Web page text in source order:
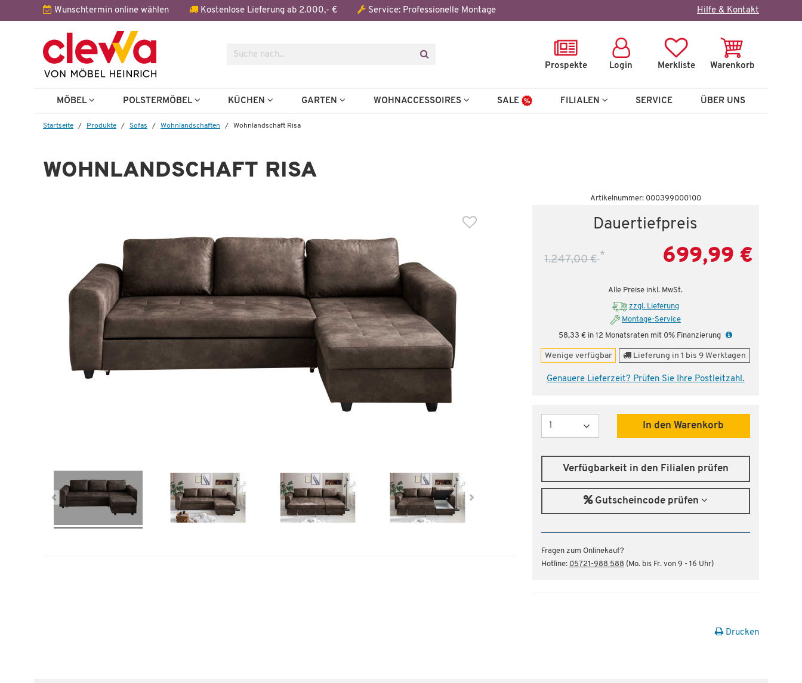
Wunschtermin online wählen Kostenlose Lieferung ab 2.000,- € Service: Professionelle Montage Hilfe & Kontakt
Suche
Prospekte Login Merkliste Warenkorb
MÖBEL POLSTERMÖBEL KÜCHEN GARTEN WOHNACCESSOIRES SALE FILIALEN SERVICE ÜBER UNS
Startseite Produkte Sofas Wohnlandschaften Wohnlandschaft Risa
WOHNLANDSCHAFT RISA
Artikelnummer: 000399000100
Dauertiefpreis
1.247,00 €* 699,99 €
Alle Preise inkl. MwSt.
zzgl. Lieferung
Montage-Service
58,33 € in 12 Monatsraten mit 0% Finanzierung
Wenige verfügbar Lieferung in 1 bis 9 Werktagen
Genauere Lieferzeit? Prüfen Sie Ihre Postleitzahl.
Menge
In den Warenkorb
Der Artikel wurde in den Warenkorb gelegt:
Verfügbarkeit in den Filialen prüfen
Gutscheincode prüfen
Fragen zum Onlinekauf?
Hotline: 05721-988 588 (Mo. bis Fr. von 9 - 16 Uhr)
Drucken